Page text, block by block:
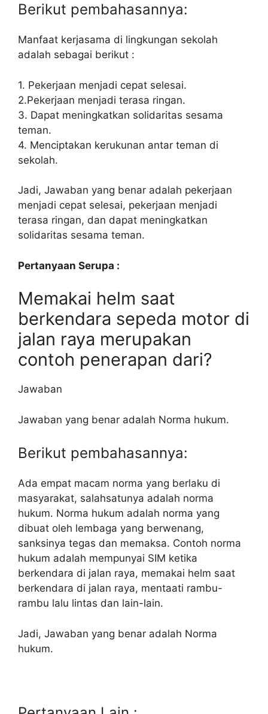
Berikut pembahasannya:
Manfaat kerjasama di lingkungan sekolah
adalah sebagai berikut :
1. Pekerjaan menjadi cepat selesai.
2.Pekerjaan menjadi terasa ringan.
3. Dapat meningkatkan solidaritas sesama
teman.
4. Menciptakan kerukunan antar teman di
sekolah.
Jadi, Jawaban yang benar adalah pekerjaan
menjadi cepat selesai, pekerjaan menjadi
terasa ringan, dan dapat meningkatkan
solidaritas sesama teman.
Pertanyaan Serupa :
Memakai helm saat
berkendara sepeda motor di
jalan raya merupakan
contoh penerapan dari?
Jawaban
Jawaban yang benar adalah Norma hukum.
Berikut pembahasannya:
Ada empat macam norma yang berlaku di
masyarakat, salahsatunya adalah norma
hukum. Norma hukum adalah norma yang
dibuat oleh lembaga yang berwenang,
sanksinya tegas dan memaksa. Contoh norma
hukum adalah mempunyai SIM ketika
berkendara di jalan raya, memakai helm saat
berkendara di jalan raya, mentaati rambu-
rambu lalu lintas dan lain-lain.
Jadi, Jawaban yang benar adalah Norma
hukum.